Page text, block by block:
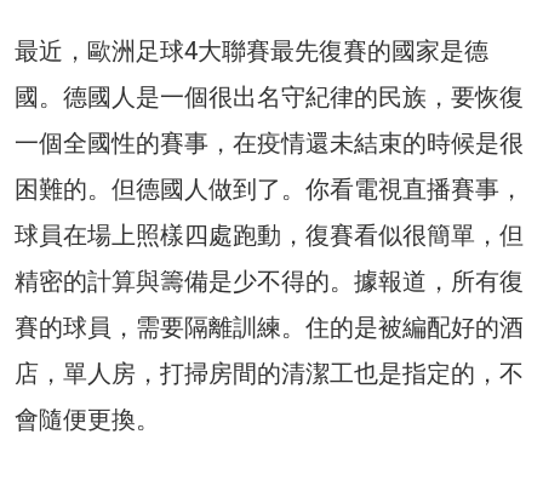
最近，歐洲足球4大聯賽最先復賽的國家是德
國。德國人是一個很出名守紀律的民族，要恢復
一個全國性的賽事，在疫情還未結束的時候是很
困難的。但德國人做到了。你看電視直播賽事，
球員在場上照樣四處跑動，復賽看似很簡單，但
精密的計算與籌備是少不得的。據報道，所有復
賽的球員，需要隔離訓練。住的是被編配好的酒
店，單人房，打掃房間的清潔工也是指定的，不
會隨便更換。